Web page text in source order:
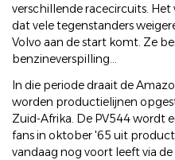
verschillende racecircuits.
dat vele tegenstanders
Volvo aan de start komt. Ze
benzineverspilling...
In die periode draait de
worden productielijnen
Zuid-Afrika. De PV544 wordt
fans in oktober '65 uit
vandaag nog voort leeft via